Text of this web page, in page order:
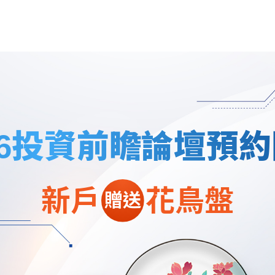
投資前瞻論壇預
新戶 贈送 花鳥盤